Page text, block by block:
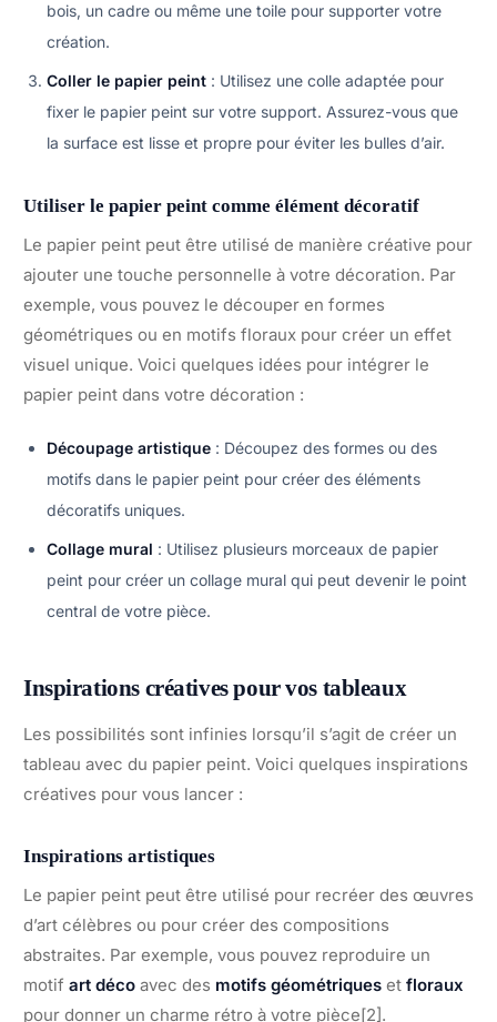
bois, un cadre ou même une toile pour supporter votre
création.
Coller le papier peint : Utilisez une colle adaptée pour
fixer le papier peint sur votre support. Assurez-vous que
la surface est lisse et propre pour éviter les bulles d’air.
Utiliser le papier peint comme élément décoratif
Le papier peint peut être utilisé de manière créative pour
ajouter une touche personnelle à votre décoration. Par
exemple, vous pouvez le découper en formes
géométriques ou en motifs floraux pour créer un effet
visuel unique. Voici quelques idées pour intégrer le
papier peint dans votre décoration :
Découpage artistique : Découpez des formes ou des
motifs dans le papier peint pour créer des éléments
décoratifs uniques.
Collage mural : Utilisez plusieurs morceaux de papier
peint pour créer un collage mural qui peut devenir le point
central de votre pièce.
Inspirations créatives pour vos tableaux
Les possibilités sont infinies lorsqu’il s’agit de créer un
tableau avec du papier peint. Voici quelques inspirations
créatives pour vous lancer :
Inspirations artistiques
Le papier peint peut être utilisé pour recréer des œuvres
d’art célèbres ou pour créer des compositions
abstraites. Par exemple, vous pouvez reproduire un
motif art déco avec des motifs géométriques et floraux
pour donner un charme rétro à votre pièce[2].